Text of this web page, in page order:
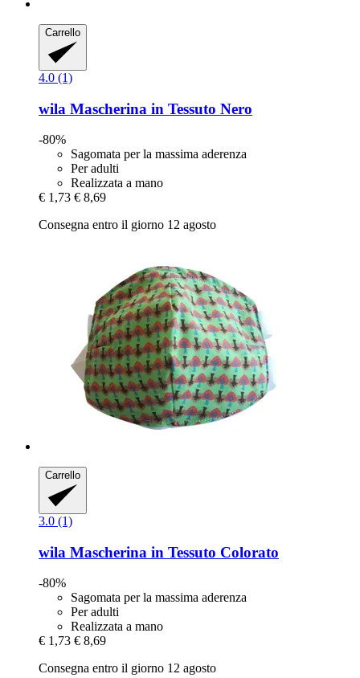
Carrello
4.0 (1)
wila Mascherina in Tessuto Nero
-80%
Sagomata per la massima aderenza
Per adulti
Realizzata a mano
€ 1,73 € 8,69
Consegna entro il giorno 12 agosto
Carrello
3.0 (1)
wila Mascherina in Tessuto Colorato
-80%
Sagomata per la massima aderenza
Per adulti
Realizzata a mano
€ 1,73 € 8,69
Consegna entro il giorno 12 agosto